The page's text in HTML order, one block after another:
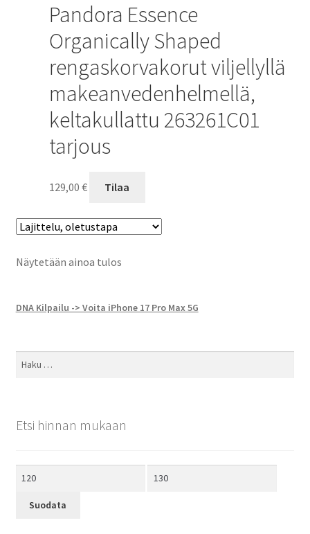
Pandora Essence
Organically Shaped
rengaskorvakorut viljellyllä
makeanvedenhelmellä,
keltakullattu 263261C01
tarjous
129,00 € Tilaa
Näytetään ainoa tulos
DNA Kilpailu -> Voita iPhone 17 Pro Max 5G
Haku:
Etsi hinnan mukaan
Suodata